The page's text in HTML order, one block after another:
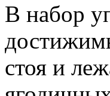
В набор
стоя и